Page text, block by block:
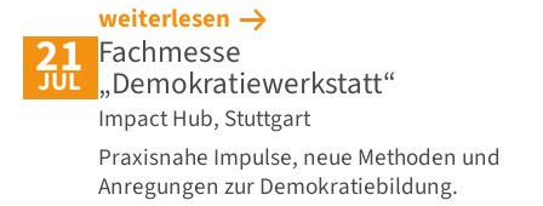
weiterlesen
21
JUL
Fachmesse
„Demokratiewerkstatt“
Impact Hub, Stuttgart
Praxisnahe Impulse, neue Methoden und
Anregungen zur Demokratiebildung.